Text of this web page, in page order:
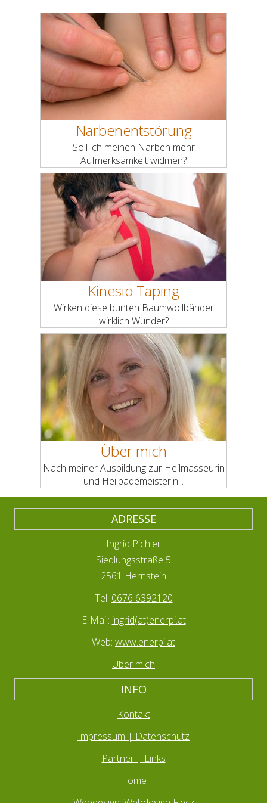
Narbenentstörung
Soll ich meinen Narben mehr
Aufmerksamkeit widmen?
Kinesio Taping
Wirken diese bunten Baumwollbänder
wirklich Wunder?
Über mich
Nach meiner Ausbildung zur Heilmasseurin
und Heilbademeisterin...
ADRESSE
Ingrid Pichler
Siedlungsstraße 5
2561 Hernstein
Tel: 0676 6392120
E-Mail: ingrid(at)enerpi.at
Web: www.enerpi.at
Über mich
INFO
Kontakt
Impressum | Datenschutz
Partner | Links
Home